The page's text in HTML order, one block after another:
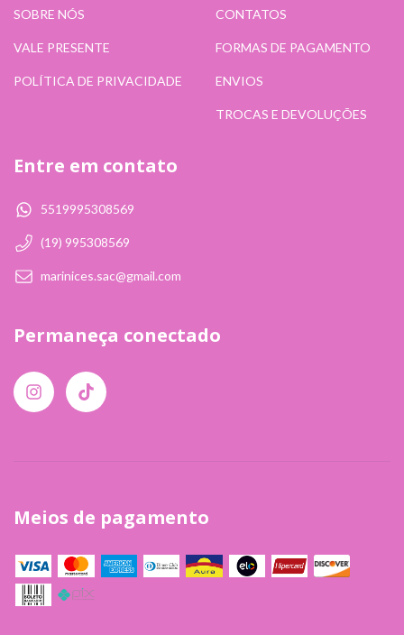
SOBRE NÓS
VALE PRESENTE
POLÍTICA DE PRIVACIDADE
CONTATOS
FORMAS DE PAGAMENTO
ENVIOS
TROCAS E DEVOLUÇÕES
Entre em contato
5519995308569
(19) 995308569
marinices.sac@gmail.com
Permaneça conectado
Meios de pagamento